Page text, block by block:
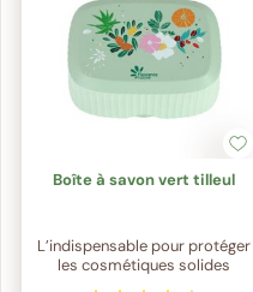
Boîte à savon vert tilleul
L’indispensable pour protéger
les cosmétiques solides